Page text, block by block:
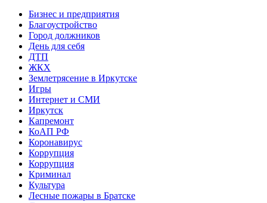
Бизнес и предприятия
Благоустройство
Город должников
День для себя
ДТП
ЖКХ
Землетрясение в Иркутске
Игры
Интернет и СМИ
Иркутск
Капремонт
КоАП РФ
Коронавирус
Коррупция
Коррупция
Криминал
Культура
Лесные пожары в Братске